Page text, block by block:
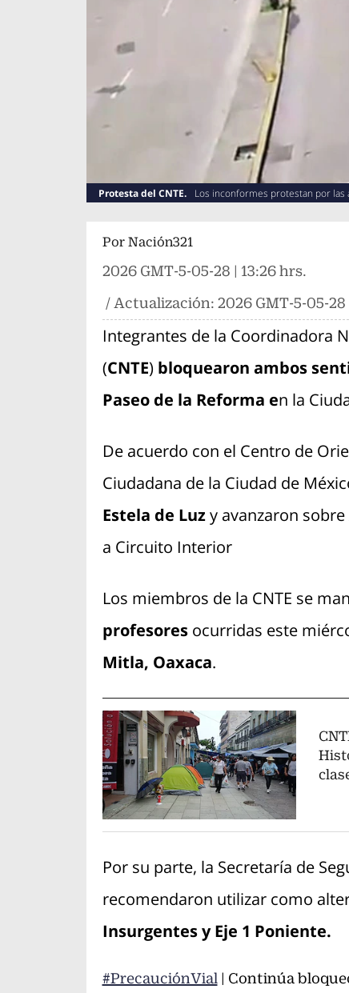
Protesta del CNTE. Los inconformes protestan por las
Por Nación321
2026 GMT-5-05-28 | 13:26 hrs.
/ Actualización: 2026 GMT-5-05-28
Integrantes de la Coordinadora
(CNTE) bloquearon ambos
Paseo de la Reforma en la
De acuerdo con el Centro de
Ciudadana de la Ciudad de
Estela de Luzy avanzaron
a Circuito Interior
Los miembros de la CNTE se
profesores ocurridas este
Mitla, Oaxaca.
Por su parte, la Secretaría de
recomendaron utilizar como
Insurgentes y Eje 1 Poniente.
#PrecauciónVial | Continúa